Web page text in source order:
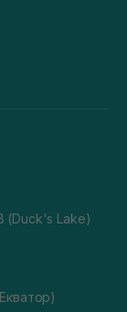
(Duck's Lake)